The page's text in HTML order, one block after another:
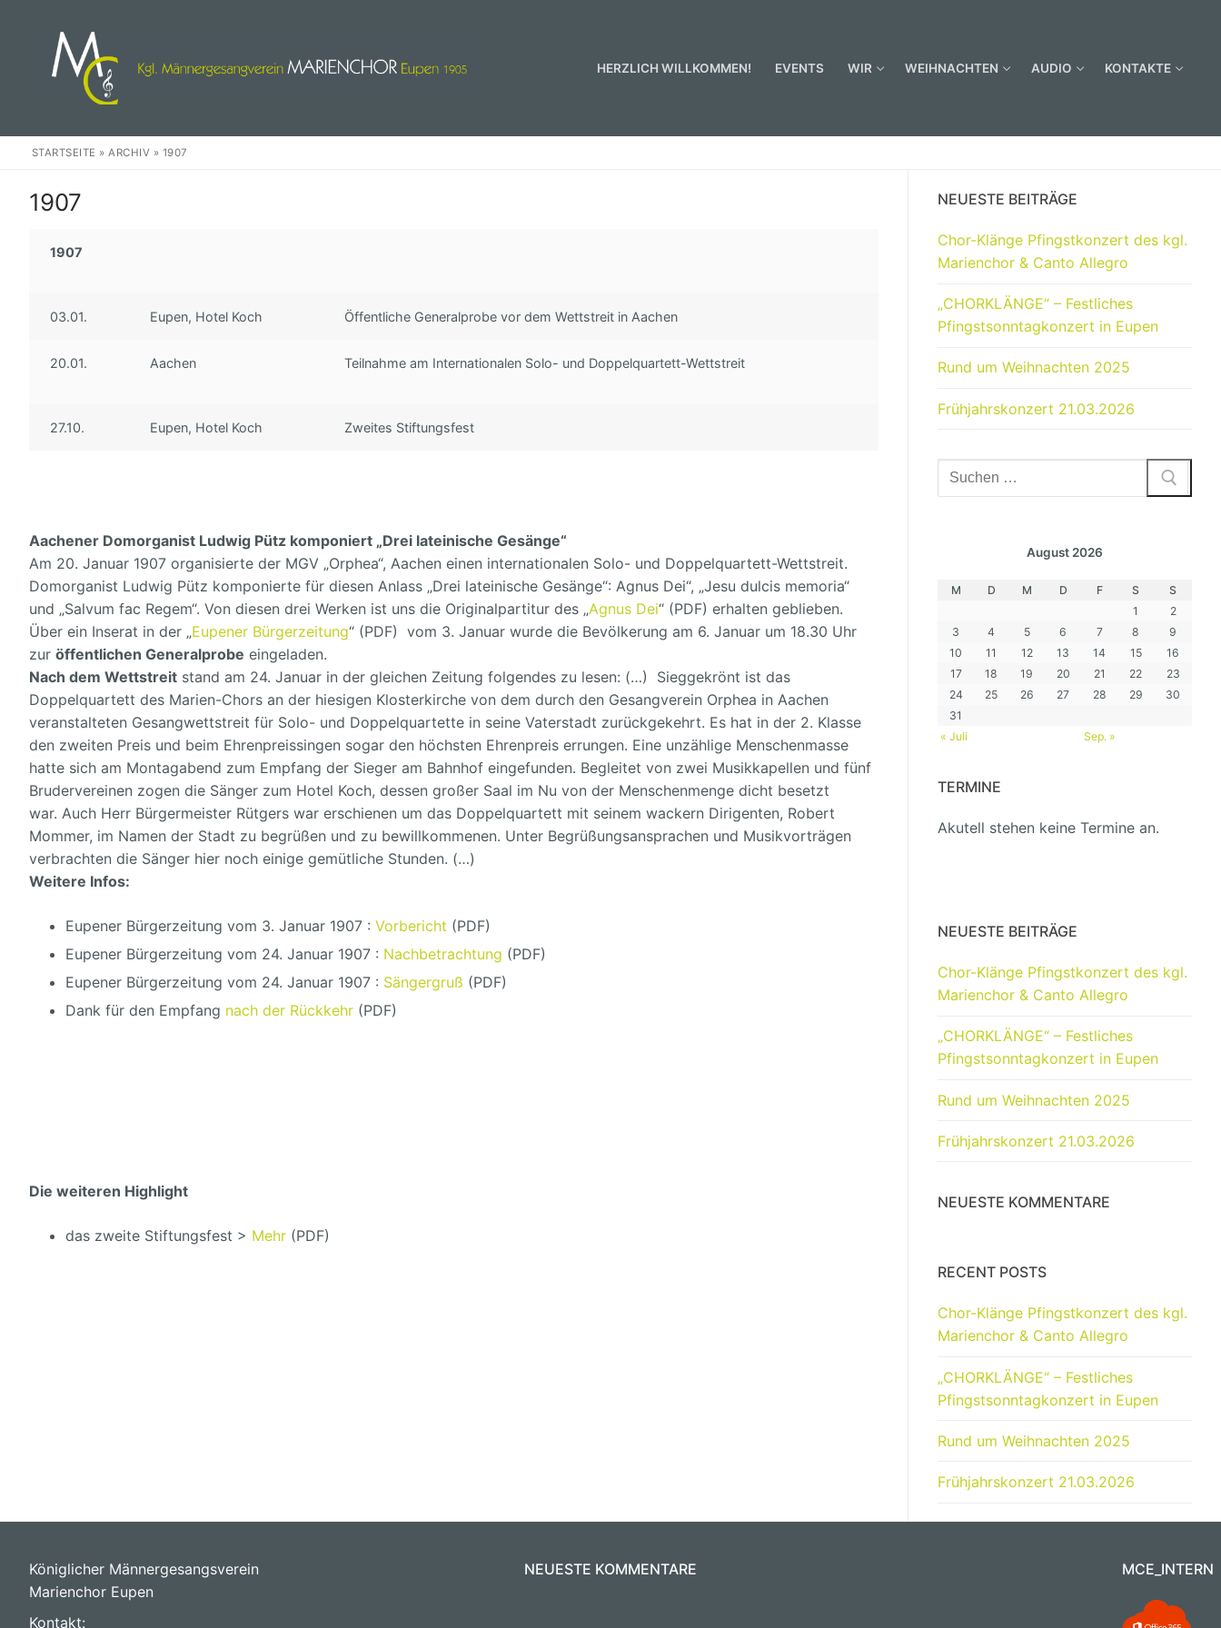
springen
HERZLICH WILLKOMMEN! EVENTS WIR WEIHNACHTEN AUDIO KONTAKTE
Unser Dirigent
Archiv
In der Stadt
Links
Impressum
STARTSEITE »ARCHIV » 1907
1907
1907
03.01. Eupen, Hotel Koch Öffentliche Generalprobe vor dem Wettstreit in Aachen
20.01. Aachen Teilnahme am Internationalen Solo- und Doppelquartett-Wettstreit
27.10. Eupen, Hotel Koch Zweites Stiftungsfest
Aachener Domorganist Ludwig Pütz komponiert „Drei lateinische Gesänge“
Am 20. Januar 1907 organisierte der MGV „Orphea“, Aachen einen internationalen Solo- und Doppelquartett-Wettstreit.
Domorganist Ludwig Pütz komponierte für diesen Anlass „Drei lateinische Gesänge“: Agnus Dei“, „Jesu dulcis memoria“
und „Salvum fac Regem“. Von diesen drei Werken ist uns die Originalpartitur des „Agnus Dei“ (PDF) erhalten geblieben.
Über ein Inserat in der „Eupener Bürgerzeitung“ (PDF) vom 3. Januar wurde die Bevölkerung am 6. Januar um 18.30 Uhr
zur öffentlichen Generalprobe eingeladen.
Nach dem Wettstreit stand am 24. Januar in der gleichen Zeitung folgendes zu lesen: (…) Sieggekrönt ist das
Doppelquartett des Marien-Chors an der hiesigen Klosterkirche von dem durch den Gesangverein Orphea in Aachen
veranstalteten Gesangwettstreit für Solo- und Doppelquartette in seine Vaterstadt zurückgekehrt. Es hat in der 2. Klasse
den zweiten Preis und beim Ehrenpreissingen sogar den höchsten Ehrenpreis errungen. Eine unzählige Menschenmasse
hatte sich am Montagabend zum Empfang der Sieger am Bahnhof eingefunden. Begleitet von zwei Musikkapellen und fünf
Brudervereinen zogen die Sänger zum Hotel Koch, dessen großer Saal im Nu von der Menschenmenge dicht besetzt
war. Auch Herr Bürgermeister Rütgers war erschienen um das Doppelquartett mit seinem wackern Dirigenten, Robert
Mommer, im Namen der Stadt zu begrüßen und zu bewillkommenen. Unter Begrüßungsansprachen und Musikvorträgen
verbrachten die Sänger hier noch einige gemütliche Stunden. (…)
Weitere Infos:
Eupener Bürgerzeitung vom 3. Januar 1907 : Vorbericht (PDF)
Eupener Bürgerzeitung vom 24. Januar 1907 : Nachbetrachtung (PDF)
Eupener Bürgerzeitung vom 24. Januar 1907 : Sängergruß (PDF)
Dank für den Empfang nach der Rückkehr (PDF)
Die weiteren Highlight
das zweite Stiftungsfest > Mehr (PDF)
NEUESTE BEITRÄGE
Chor-Klänge Pfingstkonzert des kgl.
Marienchor & Canto Allegro
„CHORKLÄNGE“ – Festliches
Pfingstsonntagkonzert in Eupen
Rund um Weihnachten 2025
Frühjahrskonzert 21.03.2026
Suchen
nach:
August 2026
M D M D F S
S
1
2
3
4 5 6 7 8
9
10
11 12 13 14 15
16
17
18 19 20 21 22
23
24
25 26 27 28 29
30
31
« Juli
Sep. »
TERMINE
Akutell stehen keine Termine an.
NEUESTE BEITRÄGE
Chor-Klänge Pfingstkonzert des kgl.
Marienchor & Canto Allegro
„CHORKLÄNGE“ – Festliches
Pfingstsonntagkonzert in Eupen
Rund um Weihnachten 2025
Frühjahrskonzert 21.03.2026
NEUESTE KOMMENTARE
RECENT POSTS
Chor-Klänge Pfingstkonzert des kgl.
Marienchor & Canto Allegro
„CHORKLÄNGE“ – Festliches
Pfingstsonntagkonzert in Eupen
Rund um Weihnachten 2025
Frühjahrskonzert 21.03.2026
Königlicher Männergesangsverein
Marienchor Eupen
Kontakt:
NEUESTE KOMMENTARE MCE_INTERN